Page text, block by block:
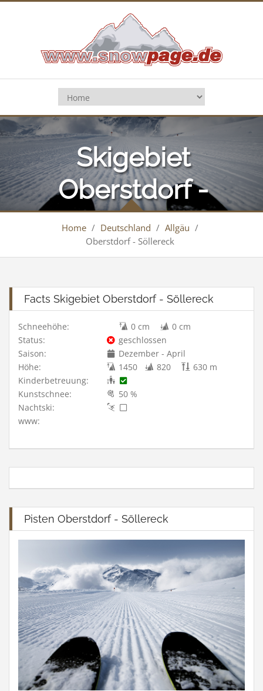
Skigebiet
Oberstdorf -
Söllereck
Home / Deutschland / Allgäu /
Oberstdorf - Söllereck
Facts Skigebiet Oberstdorf - Söllereck
Schneehöhe: 0 cm
0 cm
Status:
geschlossen
Saison:
Dezember - April
Höhe:
1450 820
630 m
Kinderbetreuung:
Kunstschnee:
50 %
Nachtski:
www:
Pisten Oberstdorf - Söllereck